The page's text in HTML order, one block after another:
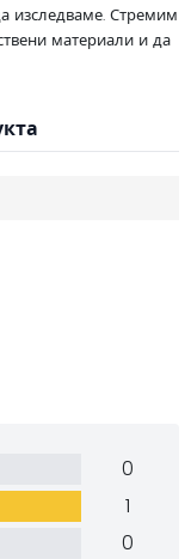
изследваме. Стремим
материали и да
0
1
0